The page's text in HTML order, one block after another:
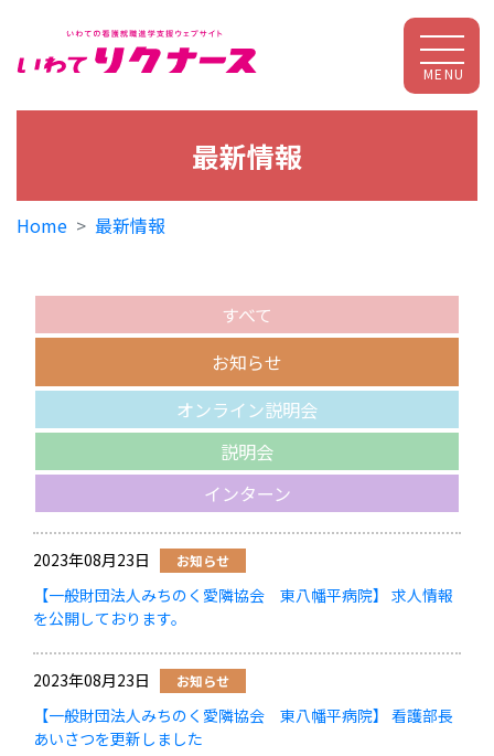
MENU
最新情報
Home 最新情報
すべて
お知らせ
オンライン説明会
説明会
インターン
2023年08月23日 お知らせ
【一般財団法人みちのく愛隣協会 東八幡平病院】 求人情報
を公開しております。
2023年08月23日 お知らせ
【一般財団法人みちのく愛隣協会 東八幡平病院】 看護部長
あいさつを更新しました